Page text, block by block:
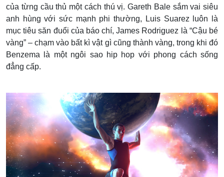
của từng cầu thủ một cách thú vị. Gareth Bale sắm vai siêu
anh hùng với sức mạnh phi thường, Luis Suarez luôn là
mục tiêu săn đuổi của báo chí, James Rodriguez là “Cậu bé
vàng” – chạm vào bất kì vật gì cũng thành vàng, trong khi đó
Benzema là một ngôi sao hip hop với phong cách sống
đẳng cấp.